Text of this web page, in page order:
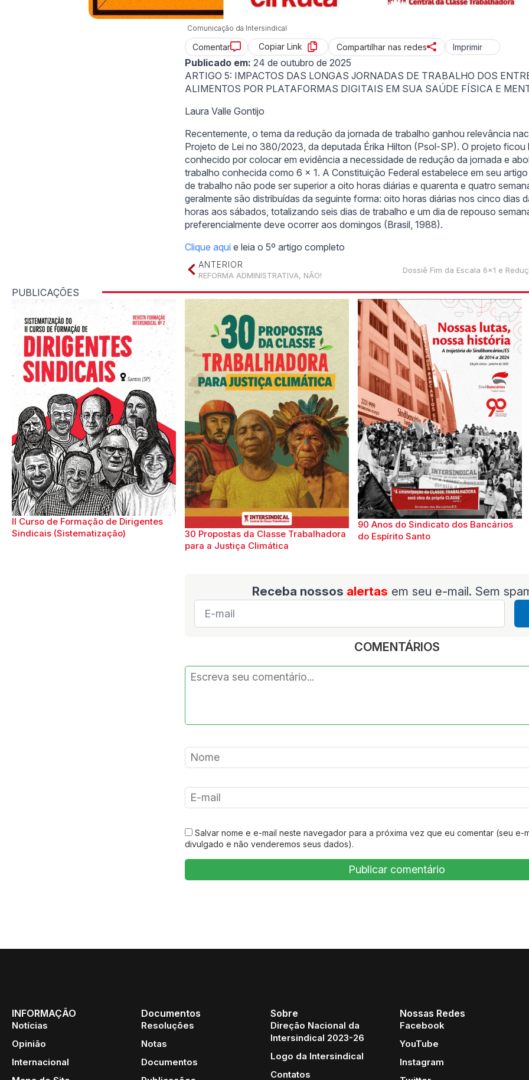
Comunicação da Intersindical
Comentar Copiar Link Compartilhar nas redes Imprimir
Publicado em: 24 de outubro de 2025
ARTIGO 5: IMPACTOS DAS LONGAS JORNADAS DE TRABALHO DOS
ALIMENTOS POR PLATAFORMAS DIGITAIS EM SUA SAÚDE FÍSICA E
Laura Valle Gontijo
Recentemente, o tema da redução da jornada de trabalho ganhou relevância
Projeto de Lei no 380/2023, da deputada Érika Hilton (Psol-SP). O projeto ficou
conhecido por colocar em evidência a necessidade de redução da jornada e
trabalho conhecida como 6 x 1. A Constituição Federal estabelece em seu
de trabalho não pode ser superior a oito horas diárias e quarenta e quatro
geralmente são distribuídas da seguinte forma: oito horas diárias nos cinco dias
horas aos sábados, totalizando seis dias de trabalho e um dia de repouso
preferencialmente deve ocorrer aos domingos (Brasil, 1988).
Clique aqui e leia o 5º artigo completo
Dossiê Fim da Escala 6×1 e
ANTERIOR
REFORMA ADMINISTRATIVA, NÃO!
PUBLICAÇÕES
II Curso de Formação de Dirigentes
Sindicais (Sistematização)
30 Propostas da Classe Trabalhadora
para a Justiça Climática
90 Anos do Sindicato dos Bancários
do Espírito Santo
Receba nossos alertas em seu e-mail. Sem
E-
mail
COMENTÁRIOS
Salvar nome e e-mail neste navegador para a próxima vez que eu comentar (seu e-
divulgado e não venderemos seus dados).
INFORMAÇÃO
Notícias
Opinião
Internacional
Documentos
Resoluções
Notas
Documentos
Sobre
Direção Nacional da
Intersindical 2023-26
Logo da Intersindical
Contatos
Nossas Redes
Facebook
YouTube
Instagram